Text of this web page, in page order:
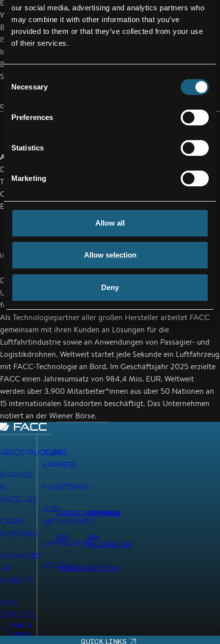
our social media, advertising and analytics partners who
may combine it with other information that you’ve
provided to them or that they’ve collected from your use
of their services.
Consent
Selection
Necessary
Preferences
Statistics
Marketing
Allow all
Allow selection
Deny
QUICK LINKS
Email: office@facc.com
WWW: www.facc.com
Branche: Zulieferindustrie
ISIN: AT00000FACC2
Indizes:
Börsen: Geregelter Freiverkehr: Wien
Sprache: Deutsch
CONTACT
Andreas Perotti
Director Marketing & Communications
Tel.: +43/59/616-1142
Cell: +43/664/ 80 119 1142
E-Mail:
ÜBER FACC
Die FACC AG zählt zu den weltweit führenden Aerospace
Unternehmen und entwickelt, designt und fertigt
fortschrittliche Leichtbausysteme für die Luft- und Raumfahrt.
Als Technologiepartner aller großen Hersteller arbeitet FACC
gemeinsam mit ihren Kunden an Lösungen für die
Luftfahrtindustrie sowie an Anwendungen von Passagier- und
Logistikdrohnen. Weltweit startet jede Sekunde ein Luftfahrzeug
mit FACC-Technologie an Bord. Im Geschäftsjahr 2025 erzielte
FACC einen Jahresumsatz von 984,4 Mio. EUR. Weltweit
werden über 3.900 Mitarbeiter*innen aus über 50 Nationen an
15 internationalen Standorten beschäftigt. Das Unternehmen
notiert an der Wiener Börse.
AEROSTRUCTURES
ENGINES
&
NACELLES
CABIN
INTERIORS
ADVANCED
AIR
MOBILITY
MRO
SERVICES
JOBS-
KARRIERE
INVESTOREN
JOB-
ABONNEMENT
LIEFERANTEN
KONTAKT
NACH
OBEN
DATENSCHUTZHINWEIS
IMPRESSUM
AGB
DEX-
REGISTRIERUNG
HINWEISGEBERSYSTEM